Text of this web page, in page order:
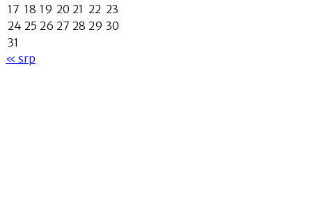
17 18 19 20 21 22 23
24 25 26 27 28 29 30
31
« srp